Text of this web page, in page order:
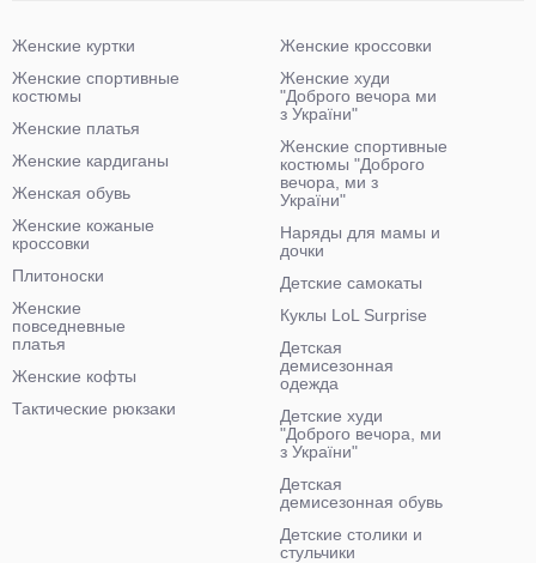
Женские куртки
Женские спортивные
костюмы
Женские платья
Женские кардиганы
Женская обувь
Женские кожаные
кроссовки
Плитоноски
Женские
повседневные
платья
Женские кофты
Тактические рюкзаки
Женские кроссовки
Женские худи
"Доброго вечора ми
з України"
Женские спортивные
костюмы "Доброго
вечора, ми з
України"
Наряды для мамы и
дочки
Детские самокаты
Куклы LoL Surprise
Детская
демисезонная
одежда
Детские худи
"Доброго вечора, ми
з України"
Детская
демисезонная обувь
Детские столики и
стульчики